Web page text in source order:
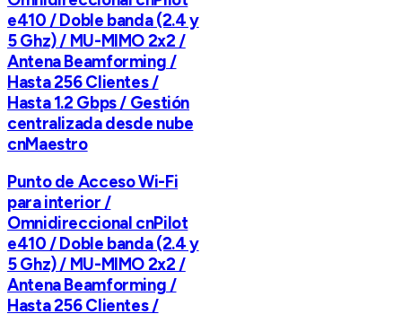
e410 / Doble banda (2.4 y
5 Ghz) / MU-MIMO 2x2 /
Antena Beamforming /
Hasta 256 Clientes /
Hasta 1.2 Gbps / Gestión
centralizada desde nube
cnMaestro
Punto de Acceso Wi-Fi
para interior /
Omnidireccional cnPilot
e410 / Doble banda (2.4 y
5 Ghz) / MU-MIMO 2x2 /
Antena Beamforming /
Hasta 256 Clientes /